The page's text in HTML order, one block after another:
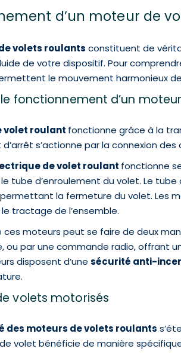
d’un moteur de
volets roulants constituent de
de votre dispositif. Pour
le mouvement harmonieux
fonctionnement d’un moteur
volet roulant fonctionne grâce à la
s’actionne par la connexion
de volet roulant fonctionne
le tube d’enroulement du volet. Le
la fermeture du volet. Les
tractage de l’ensemble.
ces moteurs peut se faire de deux
ou par une commande radio, offrant
disposent d’unesécurité anti-
volets motorisés
des moteurs de volets roulants
volet bénéficie de manière